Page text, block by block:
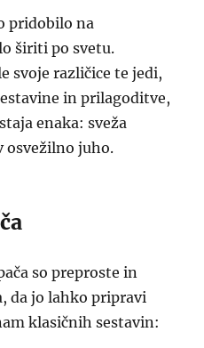
pridobilo na
širiti po svetu.
svoje različice te jedi,
in prilagoditve,
enaka: sveža
osvežilno juho.
so preproste in
da jo lahko pripravi
klasičnih sestavin: